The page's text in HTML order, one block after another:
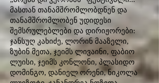
მასთან თანამშრომლობდნენ და
თანამშრომლობენ უდიდესი
შემსრულებლები და დირიჟორები:
ჯანსუღ კახიძე, ლორინ მააზელი,
ზუბინ მეთა, ჯეიმს ლივაინი, ფაბიო
ლუისი, ჯეიმს კონლონი, პლასიდო
დომინგო, დანიელ ორენი, ნიკოლა